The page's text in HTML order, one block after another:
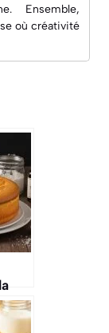
Ensemble,
où créativité